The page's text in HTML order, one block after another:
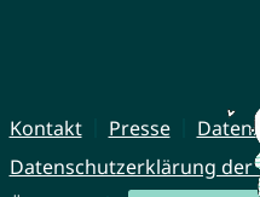
Kontakt Presse
Datenschutzerklärung der